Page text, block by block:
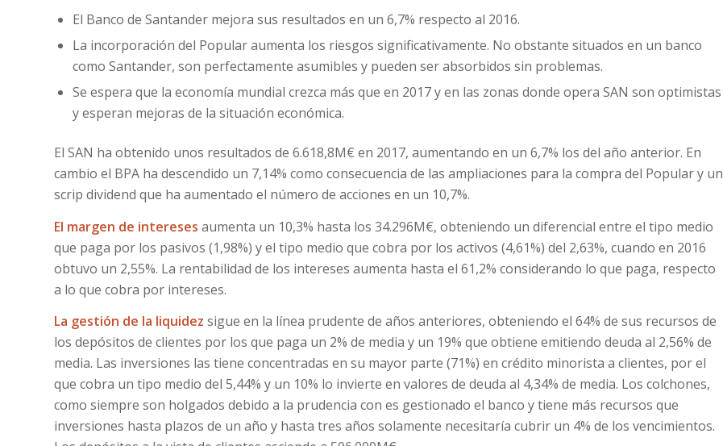
El Banco de Santander mejora sus resultados en un 6,7% respecto al 2016.
La incorporación del Popular aumenta los riesgos significativamente. No obstante situados en un banco
como Santander, son perfectamente asumibles y pueden ser absorbidos sin problemas.
Se espera que la economía mundial crezca más que en 2017 y en las zonas donde opera SAN son optimistas
y esperan mejoras de la situación económica.
El SAN ha obtenido unos resultados de 6.618,8M€ en 2017, aumentando en un 6,7% los del año anterior. En
cambio el BPA ha descendido un 7,14% como consecuencia de las ampliaciones para la compra del Popular y un
scrip dividend que ha aumentado el número de acciones en un 10,7%.
El margen de intereses aumenta un 10,3% hasta los 34.296M€, obteniendo un diferencial entre el tipo medio
que paga por los pasivos (1,98%) y el tipo medio que cobra por los activos (4,61%) del 2,63%, cuando en 2016
obtuvo un 2,55%. La rentabilidad de los intereses aumenta hasta el 61,2% considerando lo que paga, respecto
a lo que cobra por intereses.
La gestión de la liquidez sigue en la línea prudente de años anteriores, obteniendo el 64% de sus recursos de
los depósitos de clientes por los que paga un 2% de media y un 19% que obtiene emitiendo deuda al 2,56% de
media. Las inversiones las tiene concentradas en su mayor parte (71%) en crédito minorista a clientes, por el
que cobra un tipo medio del 5,44% y un 10% lo invierte en valores de deuda al 4,34% de media. Los colchones,
como siempre son holgados debido a la prudencia con es gestionado el banco y tiene más recursos que
inversiones hasta plazos de un año y hasta tres años solamente necesitaría cubrir un 4% de los vencimientos.